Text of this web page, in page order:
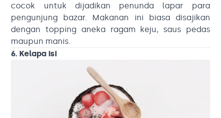
cocok untuk dijadikan penunda lapar para
pengunjung bazar. Makanan ini biasa disajikan
dengan topping aneka ragam keju, saus pedas
maupun manis.
6. Kelapa isi